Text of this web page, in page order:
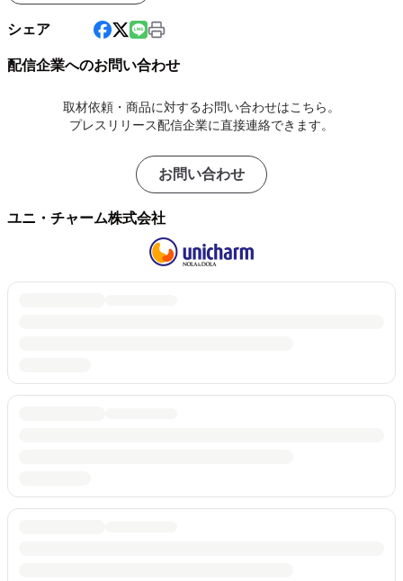
シェア
配信企業へのお問い合わせ
取材依頼・商品に対するお問い合わせはこちら。
プレスリリース配信企業に直接連絡できます。
お問い合わせ
ユニ・チャーム株式会社